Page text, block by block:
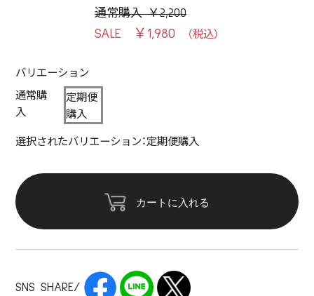
通常購入 ￥2,200
￥1,980
バリエーション
通常購
入
定期便
購入
選択されたバリエーション：定期便購入
カートに入れる
SNS SHARE/